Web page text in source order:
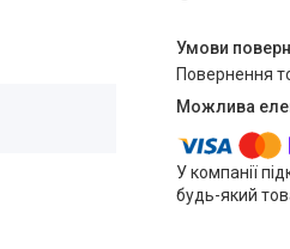
повернення
У компанії
будь-який